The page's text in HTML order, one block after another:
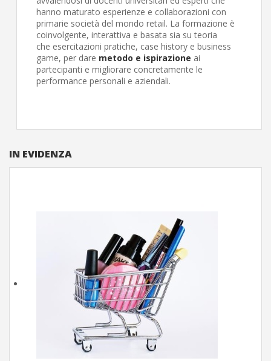
IN EVIDENZA
hanno maturato esperienze e collaborazioni con
primarie società del mondo retail. La formazione è
coinvolgente, interattiva e basata sia su teoria
che esercitazioni pratiche, case history e business
game, per dare metodo e ispirazione ai
partecipanti e migliorare concretamente le
performance personali e aziendali.